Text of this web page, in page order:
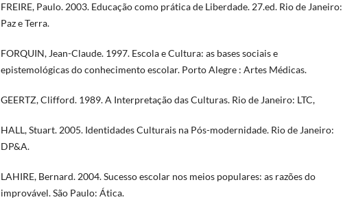
FREIRE, Paulo. 2003. Educação como prática de Liberdade. 27.ed. Rio de Janeiro:
Paz e Terra.
FORQUIN, Jean-Claude. 1997. Escola e Cultura: as bases sociais e
epistemológicas do conhecimento escolar. Porto Alegre : Artes Médicas.
GEERTZ, Clifford. 1989. A Interpretação das Culturas. Rio de Janeiro: LTC,
HALL, Stuart. 2005. Identidades Culturais na Pós-modernidade. Rio de Janeiro:
DP&A.
LAHIRE, Bernard. 2004. Sucesso escolar nos meios populares: as razões do
improvável. São Paulo: Ática.